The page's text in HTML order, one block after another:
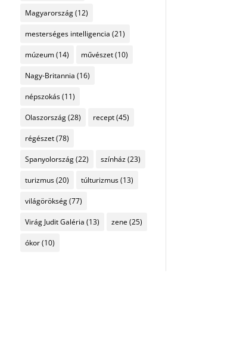
Magyarország(12)
mesterséges intelligencia (21)
múzeum(14) művészet(10)
Nagy-Britannia (16)
népszokás(11)
Olaszország(28) recept(45)
régészet(78)
Spanyolország(22) színház(23)
turizmus(20) túlturizmus(13)
világörökség(77)
Virág Judit Galéria (13) zene (25)
ókor(10)